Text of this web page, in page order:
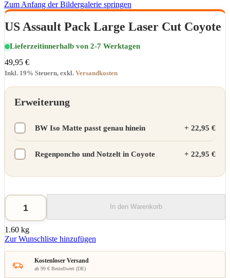
Zum Anfang der Bildergalerie springen
US Assault Pack Large Laser Cut Coyote
Lieferzeitinnerhalb von 2-7 Werktagen
49,95 €
Inkl. 19% Steuern, exkl. Versandkosten
Erweiterung
BW Iso Matte passt genau hinein + 22,95 €
Regenponcho und Notzelt in Coyote + 22,95 €
In den Warenkorb
1.60 kg
Zur Wunschliste hinzufügen
Kostenloser Versand
ab 99 € Bestellwert (DE)